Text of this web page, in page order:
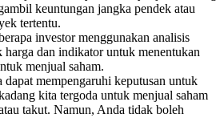
keuntungan jangka pendek atau
tertentu.
investor menggunakan analisis
harga dan indikator untuk menentukan
menjual saham.
mempengaruhi keputusan untuk
kita tergoda untuk menjual saham
takut. Namun, Anda tidak boleh